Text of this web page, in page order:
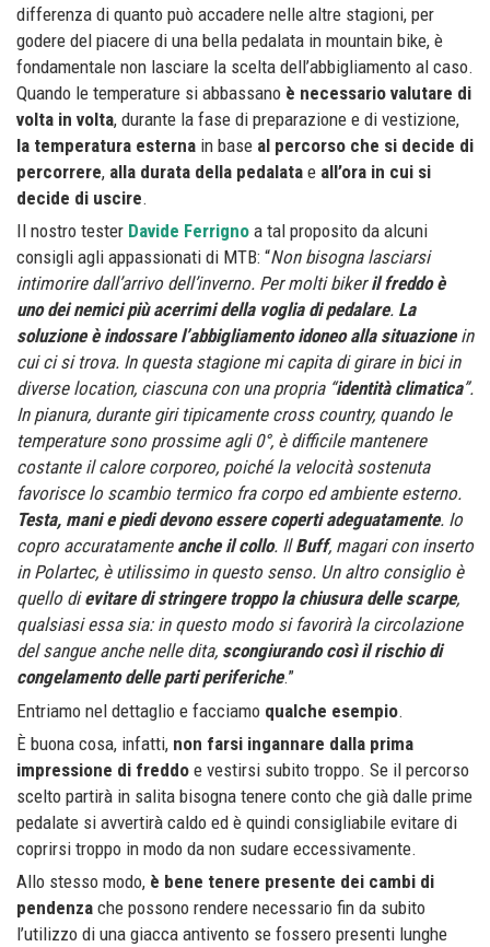
differenza di quanto può accadere nelle altre stagioni, per
godere del piacere di una bella pedalata in mountain bike, è
fondamentale non lasciare la scelta dell’abbigliamento al caso.
Quando le temperature si abbassano è necessario valutare di
volta in volta, durante la fase di preparazione e di vestizione,
la temperatura esterna in base al percorso che si decide di
percorrere, alla durata della pedalata e all’ora in cui si
decide di uscire.
Il nostro tester Davide Ferrigno a tal proposito da alcuni
consigli agli appassionati di MTB: “Non bisogna lasciarsi
intimorire dall’arrivo dell’inverno. Per molti bikeril freddo è
uno dei nemici più acerrimi della voglia di pedalare. La
soluzione è indossare l’abbigliamento idoneo alla situazionein
cui ci si trova. In questa stagione mi capita di girare in bici in
diverse location, ciascuna con una propria “identità climatica”.
In pianura, durante giri tipicamente cross country, quando le
temperature sono prossime agli 0°, è difficile mantenere
costante il calore corporeo, poiché la velocità sostenuta
favorisce lo scambio termico fra corpo ed ambiente esterno.
Testa, mani e piedi devono essere coperti adeguatamente. Io
copro accuratamente anche il collo. IlBuff, magari con inserto
in Polartec, è utilissimo in questo senso. Un altro consiglio è
quello dievitare di stringere troppo la chiusura delle scarpe,
qualsiasi essa sia: in questo modo si favorirà la circolazione
del sangue anche nelle dita, scongiurando così il rischio di
congelamento delle parti periferiche.”
Entriamo nel dettaglio e facciamo qualche esempio.
È buona cosa, infatti, non farsi ingannare dalla prima
impressione di freddo e vestirsi subito troppo. Se il percorso
scelto partirà in salita bisogna tenere conto che già dalle prime
pedalate si avvertirà caldo ed è quindi consigliabile evitare di
coprirsi troppo in modo da non sudare eccessivamente.
Allo stesso modo, è bene tenere presente dei cambi di
pendenza che possono rendere necessario fin da subito
l’utilizzo di una giacca antivento se fossero presenti lunghe